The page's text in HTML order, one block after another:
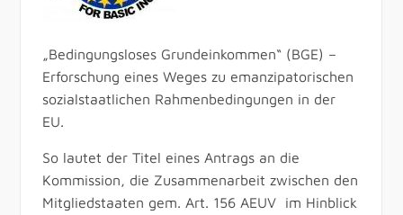
„Bedingungsloses Grundeinkommen“ (BGE) –
Erforschung eines Weges zu emanzipatorischen
sozialstaatlichen Rahmenbedingungen in der
EU.
So lautet der Titel eines Antrags an die
Kommission, die Zusammenarbeit zwischen den
Mitgliedstaaten gem. Art. 156 AEUV im Hinblick